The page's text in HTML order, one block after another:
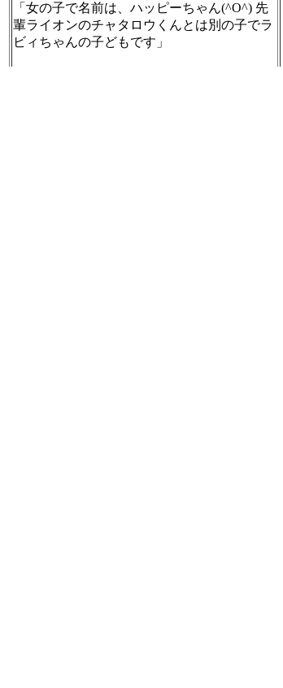
「女の子で名前は、ハッピーちゃん(^O^) 先
輩ライオンのチャタロウくんとは別の子でラ
ビィちゃんの子どもです」